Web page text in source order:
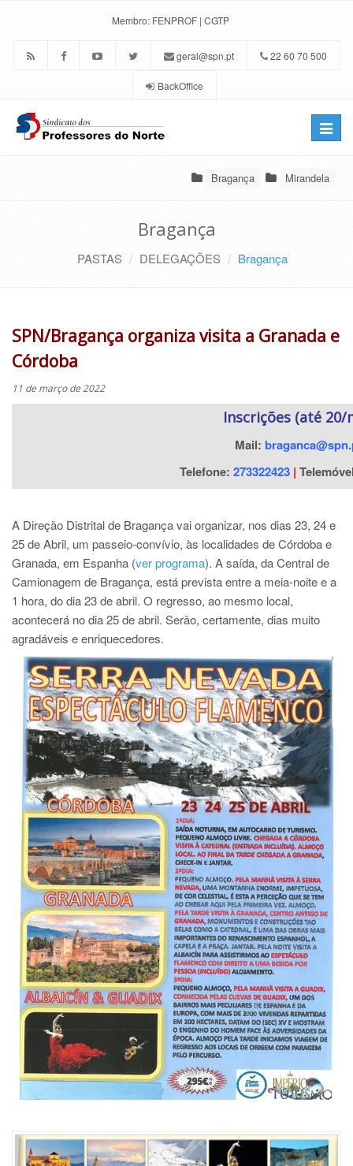
Membro: FENPROF | CGTP
geral@spn.pt 22 60 70 500
BackOffice
Toggle
Bragança Mirandela
Bragança
PASTAS DELEGAÇÕES Bragança
SPN/Bragança organiza visita a Granada e
Córdoba
11 de março de 2022
Inscrições (até 20/
Mail:
Telefone: 273322423 |
A Direção Distrital de Bragança vai organizar, nos dias 23, 24 e
25 de Abril, um passeio-convívio, às localidades de Córdoba e
Granada, em Espanha (ver programa). A saída, da Central de
Camionagem de Bragança, está prevista entre a meia-noite e a
1 hora, do dia 23 de abril. O regresso, ao mesmo local,
acontecerá no dia 25 de abril. Serão, certamente, dias muito
agradáveis e enriquecedores.